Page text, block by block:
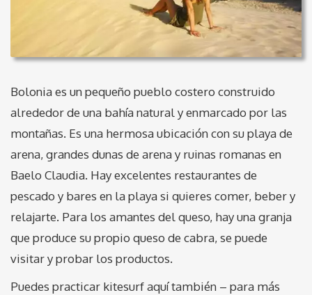
Bolonia es un pequeño pueblo costero construido
alrededor de una bahía natural y enmarcado por las
montañas. Es una hermosa ubicación con su playa de
arena, grandes dunas de arena y ruinas romanas en
Baelo Claudia. Hay excelentes restaurantes de
pescado y bares en la playa si quieres comer, beber y
relajarte. Para los amantes del queso, hay una granja
que produce su propio queso de cabra, se puede
visitar y probar los productos.
Puedes practicar kitesurf aquí también – para más